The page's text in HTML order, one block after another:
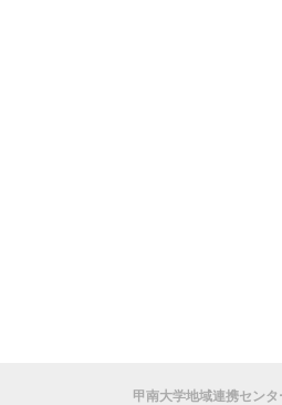
甲南大学地域連携セン